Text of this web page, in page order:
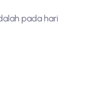
pada hari